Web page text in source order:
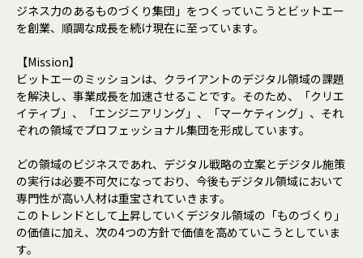
ジネス力のあるものづくり集団」をつくっていこうとビットエー
を創業、順調な成長を続け現在に至っています。
【Mission】
ビットエーのミッションは、クライアントのデジタル領域の課題
を解決し、事業成長を加速させることです。そのため、「クリエ
イティブ」、「エンジニアリング」、「マーケティング」、それ
ぞれの領域でプロフェッショナル集団を形成しています。
どの領域のビジネスであれ、デジタル戦略の立案とデジタル施策
の実行は必要不可欠になっており、今後もデジタル領域において
専門性が高い人材は重宝されていきます。
このトレンドとして上昇していくデジタル領域の「ものづくり」
の価値に加え、次の4つの方針で価値を高めていこうとしていま
す。